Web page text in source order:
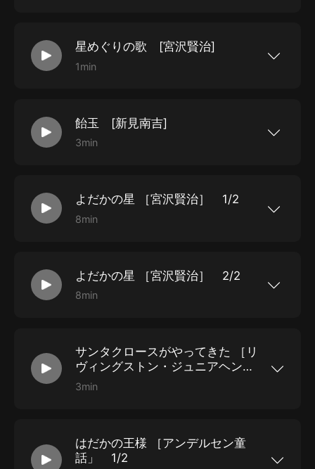
星めぐりの歌 [宮沢賢治]
1min
飴玉 [新見南吉]
3min
よだかの星 ［宮沢賢治］ 1/2
8min
よだかの星 ［宮沢賢治］ 2/2
8min
サンタクロースがやってきた ［リ
ヴィングストン・ジュニアヘンリ
ー］
3min
はだかの王様 ［アンデルセン童
話」 1/2